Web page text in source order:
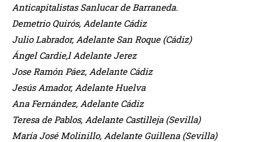
Anticapitalistas Sanlucar de Barraneda.
Demetrio Quirós, Adelante Cádiz
Julio Labrador, Adelante San Roque (Cádiz)
Ángel Cardie,l Adelante Jerez
Jose Ramón Páez, Adelante Cádiz
Jesús Amador, Adelante Huelva
Ana Fernández, Adelante Cádiz
Teresa de Pablos, Adelante Castilleja (Sevilla)
María José Molinillo, Adelante Guillena (Sevilla)